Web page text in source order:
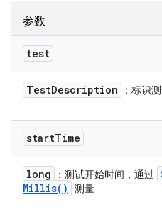
参数
test
TestDescription ：标识
startTime
long ：测试开始时间，通过
Millis( ) 测量